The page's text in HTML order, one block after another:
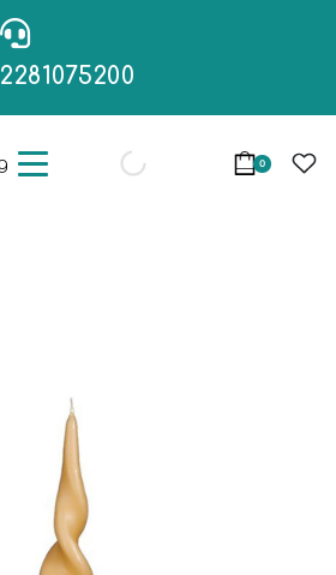
2281075200
0